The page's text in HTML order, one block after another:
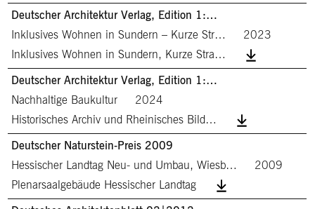
Deutscher Architektur Verlag, Edition 1:…
Inklusives Wohnen in Sundern – Kurze Str…
2023
Inklusives Wohnen in Sundern, Kurze Stra…
Deutscher Architektur Verlag, Edition 1:…
Nachhaltige Baukultur
2024
Historisches Archiv und Rheinisches Bild…
Deutscher Naturstein-Preis 2009
Hessischer Landtag Neu- und Umbau, Wiesb…
2009
Plenarsaalgebäude Hessischer Landtag